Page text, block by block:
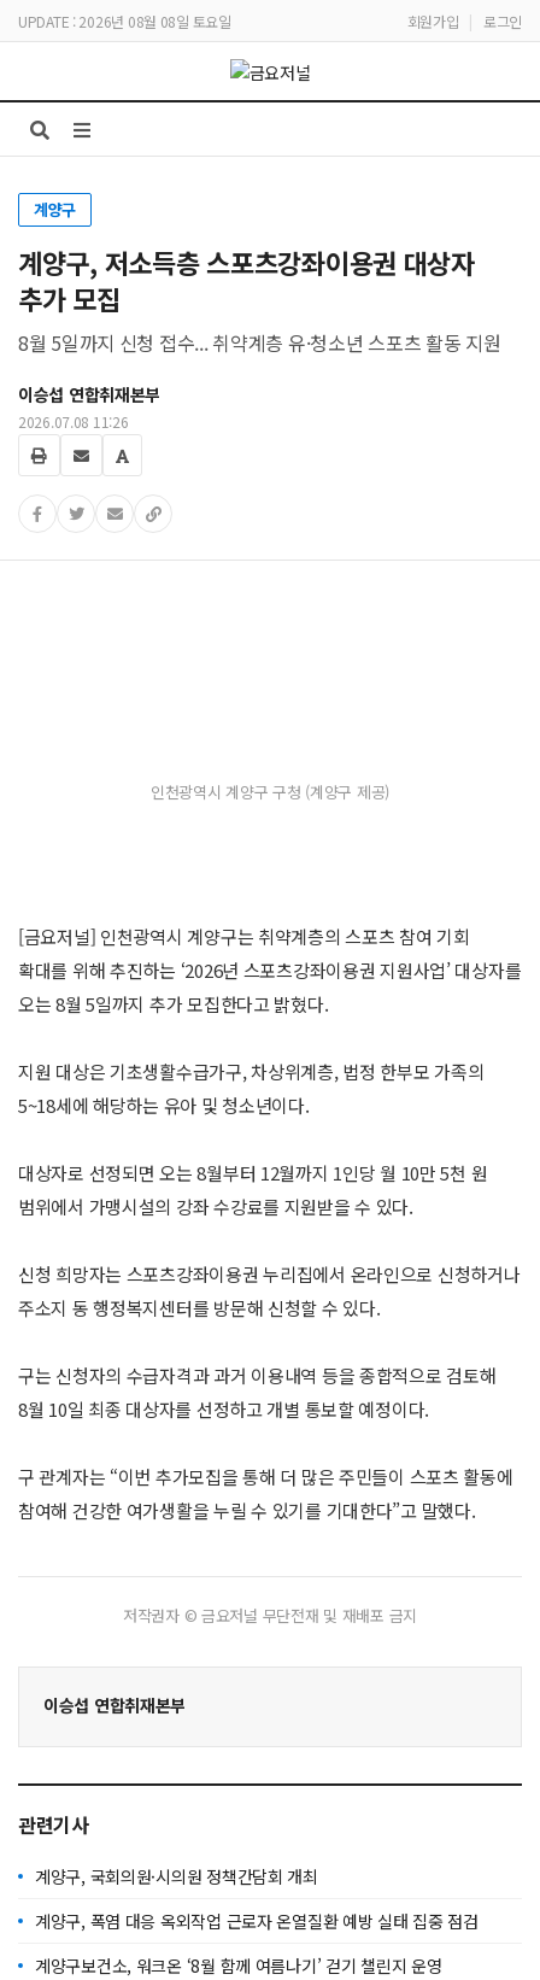
UPDATE : 2026년 08월 08일 토요일 회원가입 | 로그인
계양구
계양구, 저소득층 스포츠강좌이용권 대상자
추가 모집
8월 5일까지 신청 접수... 취약계층 유·청소년 스포츠 활동 지원
이승섭 연합취재본부
2026.07.08 11:26
인천광역시 계양구 구청 (계양구 제공)
[금요저널] 인천광역시 계양구는 취약계층의 스포츠 참여 기회
확대를 위해 추진하는 ‘2026년 스포츠강좌이용권 지원사업’ 대상자를
오는 8월 5일까지 추가 모집한다고 밝혔다.
지원 대상은 기초생활수급가구, 차상위계층, 법정 한부모 가족의
5~18세에 해당하는 유아 및 청소년이다.
대상자로 선정되면 오는 8월부터 12월까지 1인당 월 10만 5천 원
범위에서 가맹시설의 강좌 수강료를 지원받을 수 있다.
신청 희망자는 스포츠강좌이용권 누리집에서 온라인으로 신청하거나
주소지 동 행정복지센터를 방문해 신청할 수 있다.
구는 신청자의 수급자격과 과거 이용내역 등을 종합적으로 검토해
8월 10일 최종 대상자를 선정하고 개별 통보할 예정이다.
구 관계자는 “이번 추가모집을 통해 더 많은 주민들이 스포츠 활동에
참여해 건강한 여가생활을 누릴 수 있기를 기대한다”고 말했다.
저작권자 © 금요저널 무단전재 및 재배포 금지
이승섭 연합취재본부
관련기사
계양구, 국회의원·시의원 정책간담회 개최
계양구, 폭염 대응 옥외작업 근로자 온열질환 예방 실태 집중 점검
계양구보건소, 워크온 ‘8월 함께 여름나기’ 걷기 챌린지 운영